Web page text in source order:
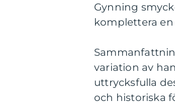
Gynning
komplettera
variation av
uttrycksfulla
och historiska